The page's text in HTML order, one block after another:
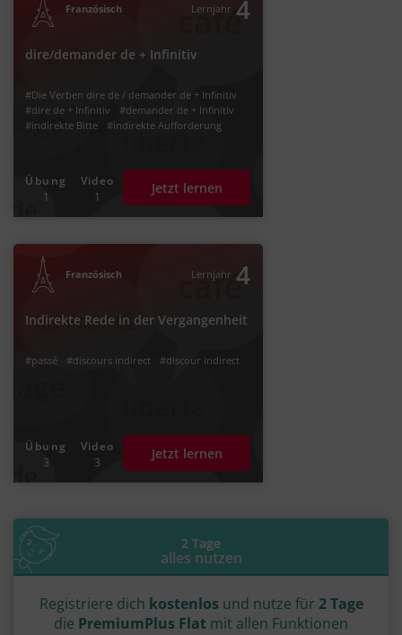
Französisch Lernjahr 4
dire/demander de + Infinitiv
#Die Verben dire de / demander de + Infinitiv
#dire de + Infinitiv
#demander de + Infinitiv
#indirekte Bitte
#indirekte Aufforderung
Übung
1
Video
1
Jetzt lernen
Französisch Lernjahr 4
Indirekte Rede in der Vergangenheit
#passé #discours indirect #discour indirect
Übung
3
Video
3
Jetzt lernen
2 Tage
alles nutzen
Registriere dich kostenlos und nutze für 2 Tage
die PremiumPlus Flat mit allen Funktionen